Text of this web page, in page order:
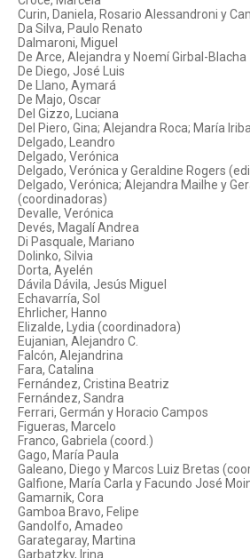
Curin, Daniela, Rosario Alessandroni y
Da Silva, Paulo Renato
Dalmaroni, Miguel
De Arce, Alejandra y Noemí Girbal-Blacha
De Diego, José Luis
De Llano, Aymará
De Majo, Oscar
Del Gizzo, Luciana
Del Piero, Gina; Alejandra Roca; María
Delgado, Leandro
Delgado, Verónica
Delgado, Verónica y Geraldine Rogers
Delgado, Verónica; Alejandra Mailhe y
(coordinadoras)
Devalle, Verónica
Devés, Magalí Andrea
Di Pasquale, Mariano
Dolinko, Silvia
Dorta, Ayelén
Dávila Dávila, Jesús Miguel
Echavarría, Sol
Ehrlicher, Hanno
Elizalde, Lydia (coordinadora)
Eujanian, Alejandro C.
Falcón, Alejandrina
Fara, Catalina
Fernández, Cristina Beatriz
Fernández, Sandra
Ferrari, Germán y Horacio Campos
Figueras, Marcelo
Franco, Gabriela (coord.)
Gago, María Paula
Galeano, Diego y Marcos Luiz Bretas
Galfione, María Carla y Facundo José
Gamarnik, Cora
Gamboa Bravo, Felipe
Gandolfo, Amadeo
Garategaray, Martina
Garbatzky, Irina